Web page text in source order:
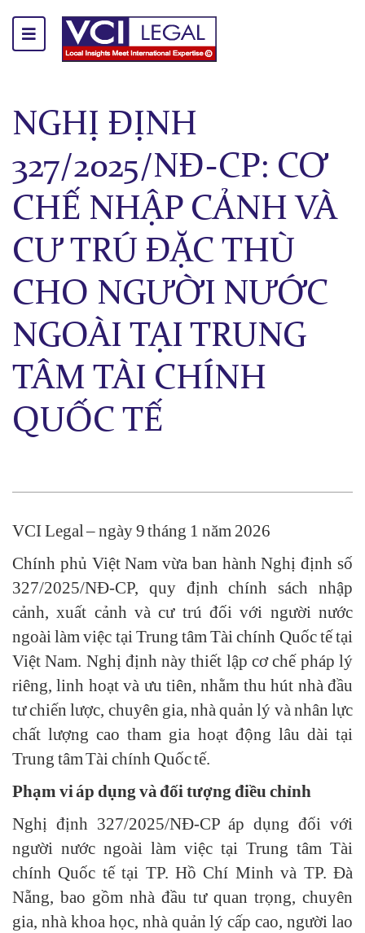
NGHỊ ĐỊNH
327/2025/NĐ-CP: CƠ
CHẾ NHẬP CẢNH VÀ
CƯ TRÚ ĐẶC THÙ
CHO NGƯỜI NƯỚC
NGOÀI TẠI TRUNG
TÂM TÀI CHÍNH
QUỐC TẾ
VCI Legal – ngày 9 tháng 1 năm 2026
Chính phủ Việt Nam vừa ban hành Nghị định số
327/2025/NĐ-CP, quy định chính sách nhập
cảnh, xuất cảnh và cư trú đối với người nước
ngoài làm việc tại Trung tâm Tài chính Quốc tế tại
Việt Nam. Nghị định này thiết lập cơ chế pháp lý
riêng, linh hoạt và ưu tiên, nhằm thu hút nhà đầu
tư chiến lược, chuyên gia, nhà quản lý và nhân lực
chất lượng cao tham gia hoạt động lâu dài tại
Trung tâm Tài chính Quốc tế.
Phạm vi áp dụng và đối tượng điều chỉnh
Nghị định 327/2025/NĐ-CP áp dụng đối với
người nước ngoài làm việc tại Trung tâm Tài
chính Quốc tế tại TP. Hồ Chí Minh và TP. Đà
Nẵng, bao gồm nhà đầu tư quan trọng, chuyên
gia, nhà khoa học, nhà quản lý cấp cao, người lao